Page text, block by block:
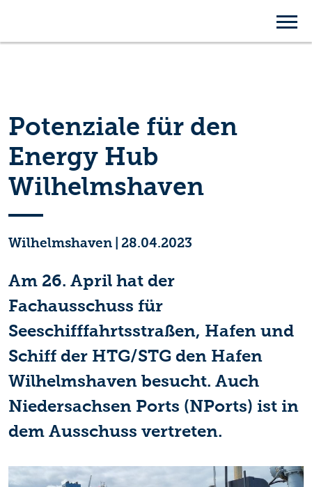
Potenziale für den
Energy Hub
Wilhelmshaven
Wilhelmshaven 28.04.2023
Am 26. April hat der
Fachausschuss für
Seeschifffahrtsstraßen, Hafen und
Schiff der HTG/STG den Hafen
Wilhelmshaven besucht. Auch
Niedersachsen Ports (NPorts) ist in
dem Ausschuss vertreten.